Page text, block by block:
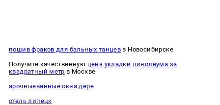
пошив фраков для бальных танцев в Новосибирске
Получите качественную цена укладки линолеума за
квадратный метр в Москве
арочныевянные окна дере
отель липецк